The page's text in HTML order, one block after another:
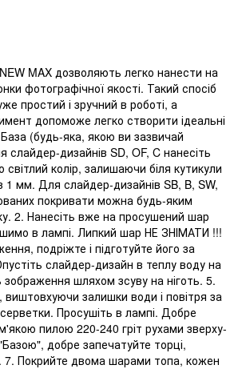
MAX дозволяють легко нанести на
фотографічної якості. Такий спосіб
простий і зручний в роботі, а
допоможе легко створити ідеальні
База (будь-яка, якою ви зазвичай
слайдер-дизайнів SD, OF, C нанесіть
колір, залишаючи біля кутикули
1 мм. Для слайдер-дизайнів SB, B, SW,
покривати можна будь-яким
2. Нанесіть вже на просушений шар
в лампі. Липкий шар НЕ ЗНІМАТИ !!!
подріжте і підготуйте його за
слайдер-дизайн в теплу воду на
зображення шляхом зсуву на ніготь. 5.
виштовхуючи залишки води і повітря за
Просушіть в лампі. Добре
пилою 220-240 гріт рухами зверху-
добре запечатуйте торці,
7. Покрийте двома шарами топа, кожен